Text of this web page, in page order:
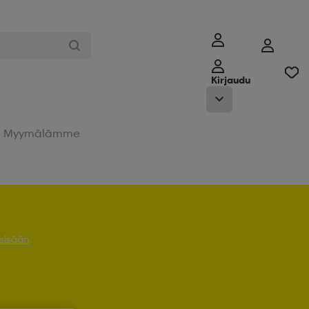
Kirjaudu
Myymälämme